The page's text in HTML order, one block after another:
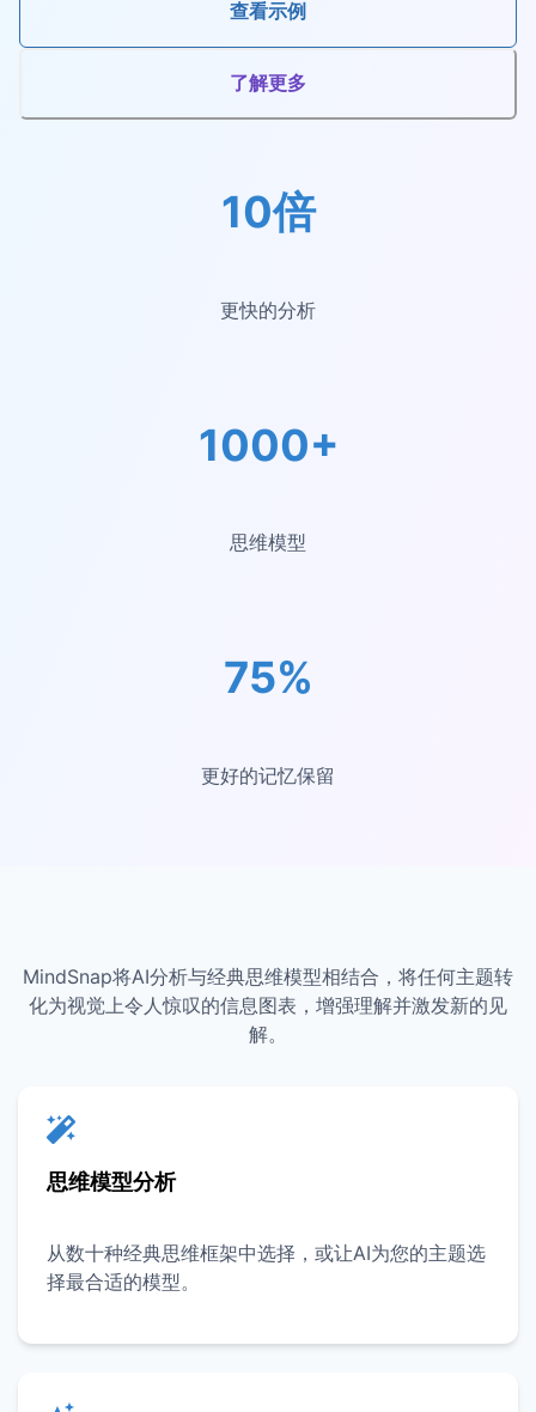
查看示例
了解更多
10倍
更快的分析
1000+
思维模型
75%
更好的记忆保留
MindSnap将AI分析与经典思维模型相结合，将任何主题转
化为视觉上令人惊叹的信息图表，增强理解并激发新的见
解。
思维模型分析
从数十种经典思维框架中选择，或让AI为您的主题选
择最合适的模型。